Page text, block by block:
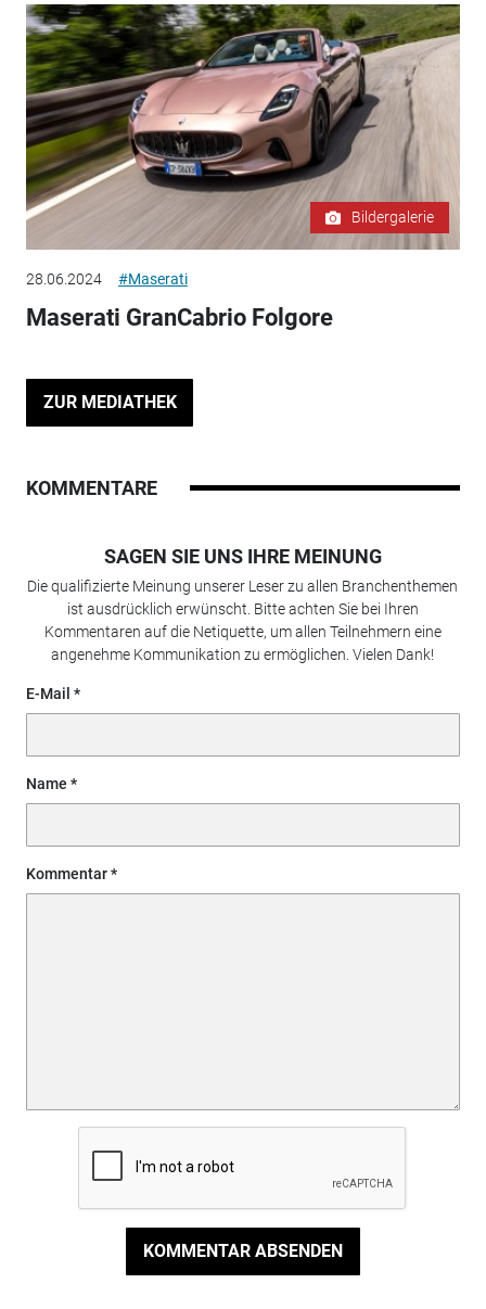
Bildergalerie
28.06.2024 #Maserati
Maserati GranCabrio Folgore
ZUR MEDIATHEK
KOMMENTARE
SAGEN SIE UNS IHRE MEINUNG
Die qualifizierte Meinung unserer Leser zu allen Branchenthemen
ist ausdrücklich erwünscht. Bitte achten Sie bei Ihren
Kommentaren auf die Netiquette, um allen Teilnehmern eine
angenehme Kommunikation zu ermöglichen. Vielen Dank!
E-Mail
Name
Kommentar
KOMMENTAR ABSENDEN